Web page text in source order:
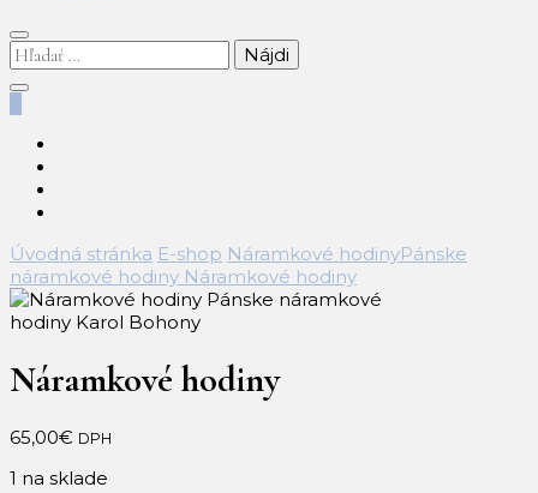
Hľadať:
Úvodná stránka E-shop Náramkové hodinyPánske
náramkové hodiny Náramkové hodiny
Náramkové hodiny
65,00€ DPH
1 na sklade